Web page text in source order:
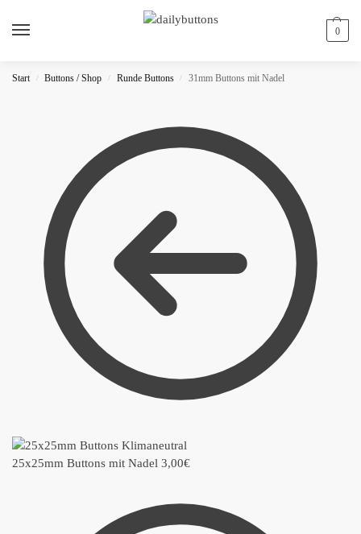
0
Start / Buttons / Shop / Runde Buttons / 31mm Buttons mit Nadel
25x25mm Buttons mit Nadel 3,00€